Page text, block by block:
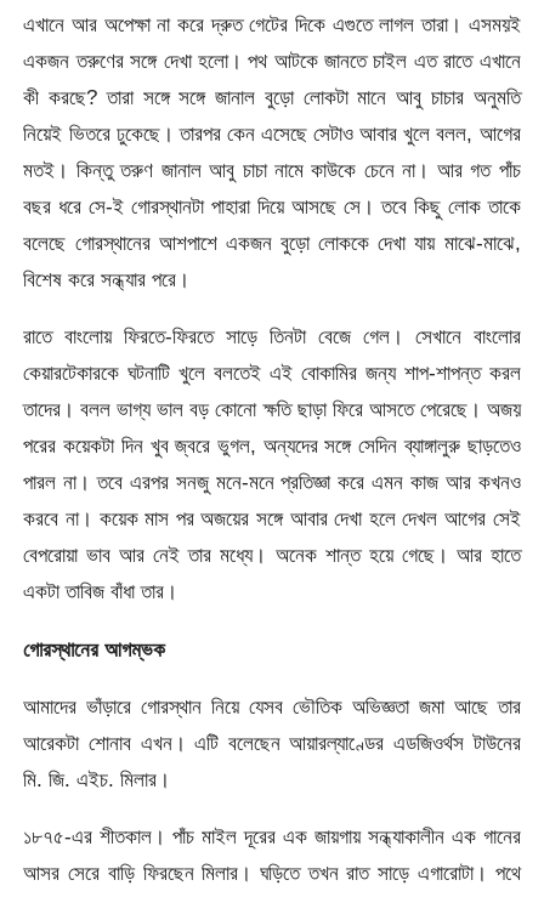
এখানে আর অপেক্ষা না করে দ্রুত গেটের দিকে এগুতে লাগল তারা। এসময়ই
একজন তরুণের সঙ্গে দেখা হলো। পথ আটকে জানতে চাইল এত রাতে এখানে
কী করছে? তারা সঙ্গে সঙ্গে জানাল বুড়ো লোকটা মানে আবু চাচার অনুমতি
নিয়েই ভিতরে ঢুকেছে। তারপর কেন এসেছে সেটাও আবার খুলে বলল, আগের
মতই। কিন্তু তরুণ জানাল আবু চাচা নামে কাউকে চেনে না। আর গত পাঁচ
বছর ধরে সে-ই গোরস্থানটা পাহারা দিয়ে আসছে সে। তবে কিছু লোক তাকে
বলেছে গোরস্থানের আশপাশে একজন বুড়ো লোককে দেখা যায় মাঝে-মাঝে,
বিশেষ করে সন্ধ্যার পরে।
রাতে বাংলোয় ফিরতে-ফিরতে সাড়ে তিনটা বেজে গেল। সেখানে বাংলোর
কেয়ারটেকারকে ঘটনাটি খুলে বলতেই এই বোকামির জন্য শাপ-শাপন্ত করল
তাদের। বলল ভাগ্য ভাল বড় কোনো ক্ষতি ছাড়া ফিরে আসতে পেরেছে। অজয়
পরের কয়েকটা দিন খুব জ্বরে ভুগল, অন্যদের সঙ্গে সেদিন ব্যাঙ্গালুরু ছাড়তেও
পারল না। তবে এরপর সনজু মনে-মনে প্রতিজ্ঞা করে এমন কাজ আর কখনও
করবে না। কয়েক মাস পর অজয়ের সঙ্গে আবার দেখা হলে দেখল আগের সেই
বেপরোয়া ভাব আর নেই তার মধ্যে। অনেক শান্ত হয়ে গেছে। আর হাতে
একটা তাবিজ বাঁধা তার।
গোরস্থানের আগম্ভক
আমাদের ভাঁড়ারে গোরস্থান নিয়ে যেসব ভৌতিক অভিজ্ঞতা জমা আছে তার
আরেকটা শোনাব এখন। এটি বলেছেন আয়ারল্যাণ্ডের এডজিওর্থস টাউনের
মি. জি. এইচ. মিলার।
১৮৭৫-এর শীতকাল। পাঁচ মাইল দূরের এক জায়গায় সন্ধ্যাকালীন এক গানের
আসর সেরে বাড়ি ফিরছেন মিলার। ঘড়িতে তখন রাত সাড়ে এগারোটা। পথে